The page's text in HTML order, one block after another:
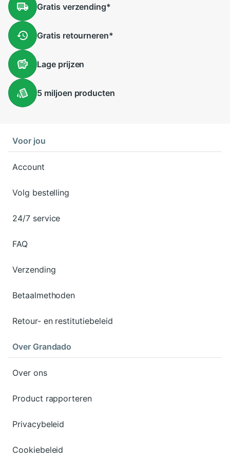
Gratis verzending*
Gratis retourneren*
Lageprijzen
5 miljoen producten
Voor jou
Account
Volg bestelling
24/7 service
FAQ
Verzending
Betaalmethoden
Retour- en restitutiebeleid
Over Grandado
Over ons
Product rapporteren
Privacybeleid
Cookiebeleid